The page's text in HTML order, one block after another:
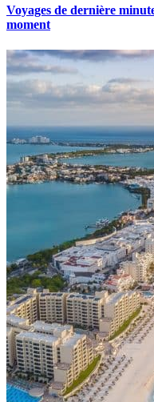
Voyages de dernière
moment